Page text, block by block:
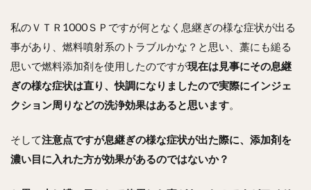
私のＶＴＲ1000ＳＰですが何となく息継ぎの様な症状が出る
事があり、燃料噴射系のトラブルかな？と思い、藁にも縋る
思いで燃料添加剤を使用したのですが現在は見事にその息継
ぎの様な症状は直り、快調になりましたので実際にインジェ
クション周りなどの洗浄効果はあると思います。
そして注意点ですが息継ぎの様な症状が出た際に、添加剤を
濃い目に入れた方が効果があるのではないか？